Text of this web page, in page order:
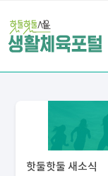
핫둘핫둘 새소식